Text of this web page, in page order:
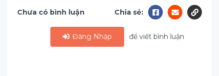
Chưa có bình luận Chia sẻ:
Đăng Nhập để viết bình luận